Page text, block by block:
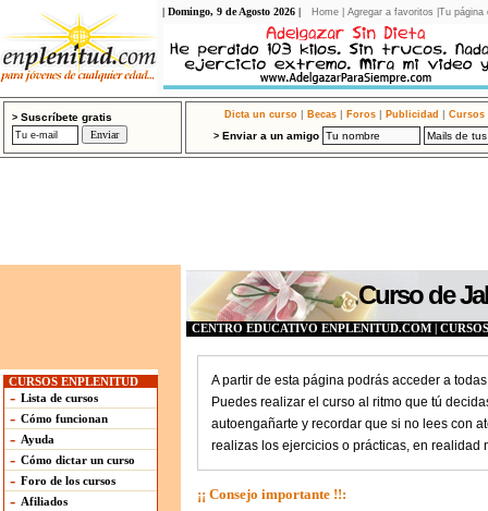
| Domingo, 9 de Agosto 2026 | Home Agregar a favoritos Tu página
> Suscríbete gratis Dicta un curso | Becas | Foros | Publicidad | Cursos
> Enviar a un amigo
CURSOS ENPLENITUD
- Lista de cursos
- Cómo funcionan
- Ayuda
- Cómo dictar un curso
- Foro de los cursos
- Afiliados
Curso de
CENTRO EDUCATIVO ENPLENITUD.COM |
A partir de esta página podrás acceder a
Puedes realizar el curso al ritmo que tú
autoengañarte y recordar que si no lees con
realizas los ejercicios o prácticas, en realidad
¡¡ Consejo importante !!: